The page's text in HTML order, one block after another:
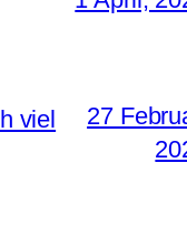
viel
27